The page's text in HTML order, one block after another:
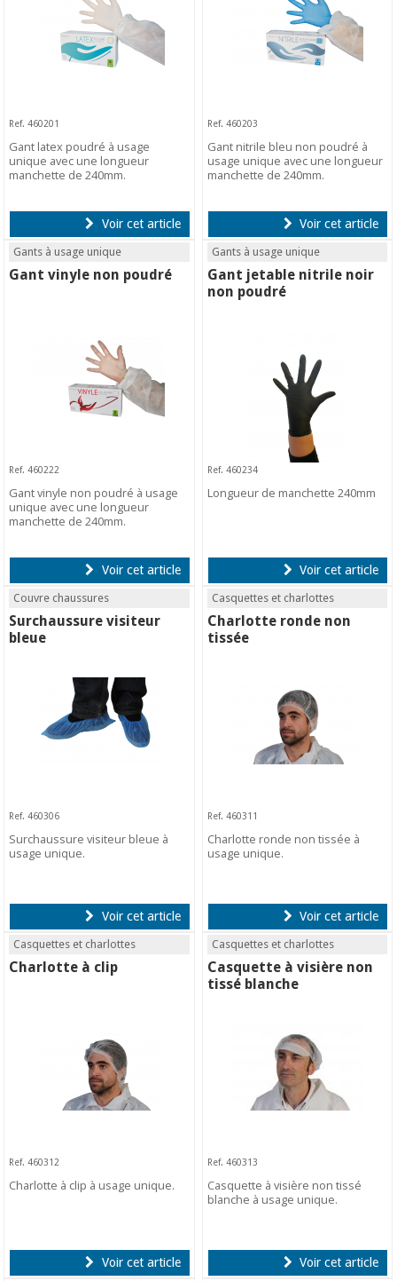
Ref. 460201
Gant latex poudré à usage
unique avec une longueur
manchette de 240mm.
Voir cet article
Ref. 460203
Gant nitrile bleu non poudré à
usage unique avec une longueur
manchette de 240mm.
Voir cet article
Gants à usage unique
Gant vinyle non poudré
Ref. 460222
Gant vinyle non poudré à usage
unique avec une longueur
manchette de 240mm.
Voir cet article
Gants à usage unique
Gant jetable nitrile noir
non poudré
Ref. 460234
Longueur de manchette 240mm
Voir cet article
Couvre chaussures
Surchaussure visiteur
bleue
Ref. 460306
Surchaussure visiteur bleue à
usage unique.
Voir cet article
Casquettes et charlottes
Charlotte ronde non
tissée
Ref. 460311
Charlotte ronde non tissée à
usage unique.
Voir cet article
Casquettes et charlottes
Charlotte à clip
Ref. 460312
Charlotte à clip à usage unique.
Voir cet article
Casquettes et charlottes
Casquette à visière non
tissé blanche
Ref. 460313
Casquette à visière non tissé
blanche à usage unique.
Voir cet article